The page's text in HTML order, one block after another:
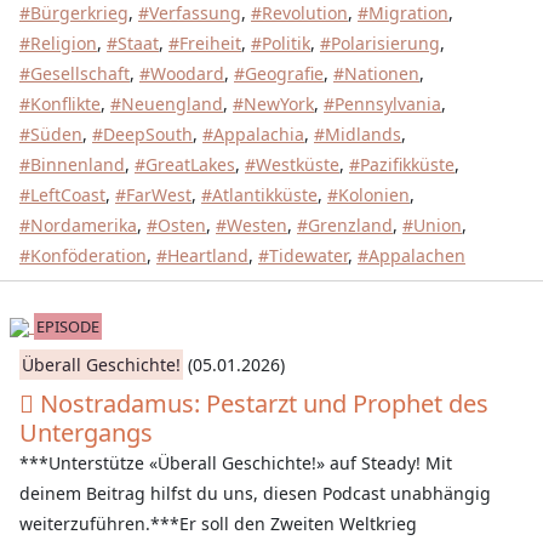
#Bürgerkrieg, #Verfassung, #Revolution, #Migration,
#Religion, #Staat, #Freiheit, #Politik, #Polarisierung,
#Gesellschaft, #Woodard, #Geografie, #Nationen,
#Konflikte, #Neuengland, #NewYork, #Pennsylvania,
#Süden, #DeepSouth, #Appalachia, #Midlands,
#Binnenland, #GreatLakes, #Westküste, #Pazifikküste,
#LeftCoast, #FarWest, #Atlantikküste, #Kolonien,
#Nordamerika, #Osten, #Westen, #Grenzland, #Union,
#Konföderation, #Heartland, #Tidewater, #Appalachen
EPISODE
Überall Geschichte! (05.01.2026)
Nostradamus: Pestarzt und Prophet des
Untergangs
***Unterstütze «Überall Geschichte!» auf Steady! Mit
deinem Beitrag hilfst du uns, diesen Podcast unabhängig
weiterzuführen.***Er soll den Zweiten Weltkrieg